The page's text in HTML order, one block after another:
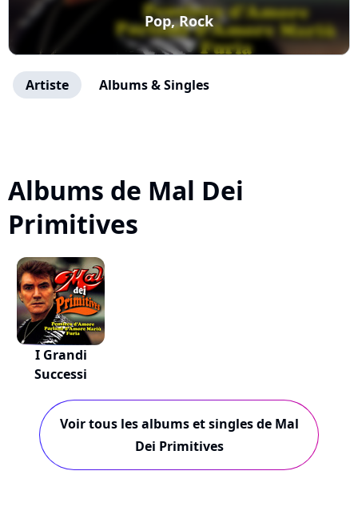
Pop, Rock
Artiste Albums & Singles
Albums de Mal Dei
Primitives
I Grandi
Successi
Voir tous les albums et singles de Mal
Dei Primitives